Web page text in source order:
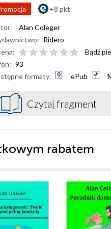
+8 pkt
Alan Coleger
Ridero
Bądź
93
formaty:
ePub
Czytaj fragment
rabatem